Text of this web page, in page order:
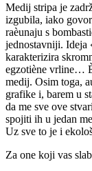
Medij stripa je
izgubila, iako
raèunaju s
jednostavniji. Ideja
karakterizira
egzotiène vrline…
medij. Osim toga,
grafike i, barem u
da me sve ove
spojiti ih u jedan
Uz sve to je i
Za one koji vas